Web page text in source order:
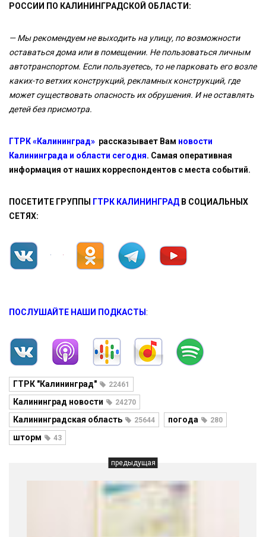
РОССИИ ПО КАЛИНИНГРАДСКОЙ ОБЛАСТИ:
— Мы рекомендуем не выходить на улицу, по возможности
оставаться дома или в помещении. Не пользоваться личным
автотранспортом. Если пользуетесь, то не парковать его возле
каких-то ветхих конструкций, рекламных конструкций, где
может существовать опасность их обрушения. И не оставлять
детей без присмотра.
ГТРК «Калининград» рассказывает Вам новости
Калининграда и области сегодня. Самая оперативная
информация от наших корреспондентов с места событий.
ПОСЕТИТЕ ГРУППЫ ГТРК КАЛИНИНГРАД В СОЦИАЛЬНЫХ
СЕТЯХ:
ПОСЛУШАЙТЕ НАШИ ПОДКАСТЫ:
ГТРК "Калининград" 22461
Калининград новости 24270
Калининградская область 25644 погода 280
шторм 43
предыдущая